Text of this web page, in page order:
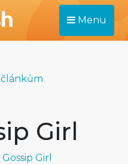
Menu
Girl
Girl